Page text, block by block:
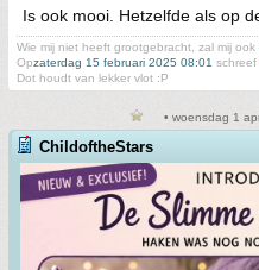
Is ook mooi. Hetzelfde als op
Wie mij niet heeft grootgebracht, zal mij ook
Opzaterdag 15 februari 2025 08:01 schreef
Dot houdt van lekker vlot :P
• woensdag 1
ChildoftheStars